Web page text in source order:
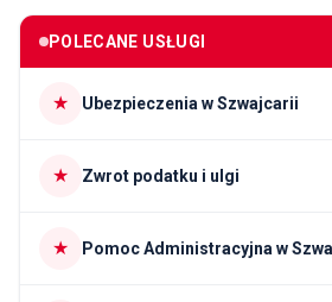
POLECANE USŁUGI
★ Ubezpieczenia w Szwajcarii
★ Zwrot podatku i ulgi
★ Pomoc Administracyjna w